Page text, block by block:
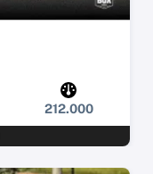
212.000